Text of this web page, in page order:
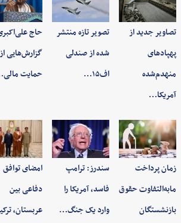
تصاویر جدید از
پهپادهای
منهدم‌شده
آمریکا…
تصویر تازه منتشر
شده از صندلی
اف۱۵…
حاج
گزارش‌هایی از
حمایت
زمان پرداخت
مابه‌التفاوت حقوق
بازنشستگان
سندرز: ترامپ
فاسد، آمریکا را
وارد یک جنگ…
امضای توافق
دفاعی بین
عربستان،